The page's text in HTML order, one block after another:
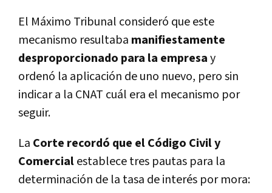
El Máximo Tribunal consideró que este
mecanismo resultaba manifiestamente
desproporcionado para la empresay
ordenó la aplicación de uno nuevo, pero sin
indicar a la CNAT cuál era el mecanismo por
seguir.
La Corte recordó que el Código Civil y
Comercialestablece tres pautas para la
determinación de la tasa de interés por mora: